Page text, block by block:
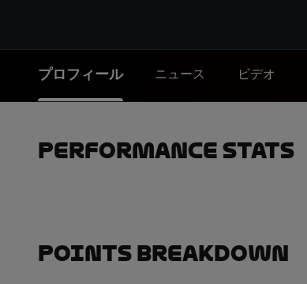
プロフィール ニュース ビデオ
Performance Stats
Points Breakdown